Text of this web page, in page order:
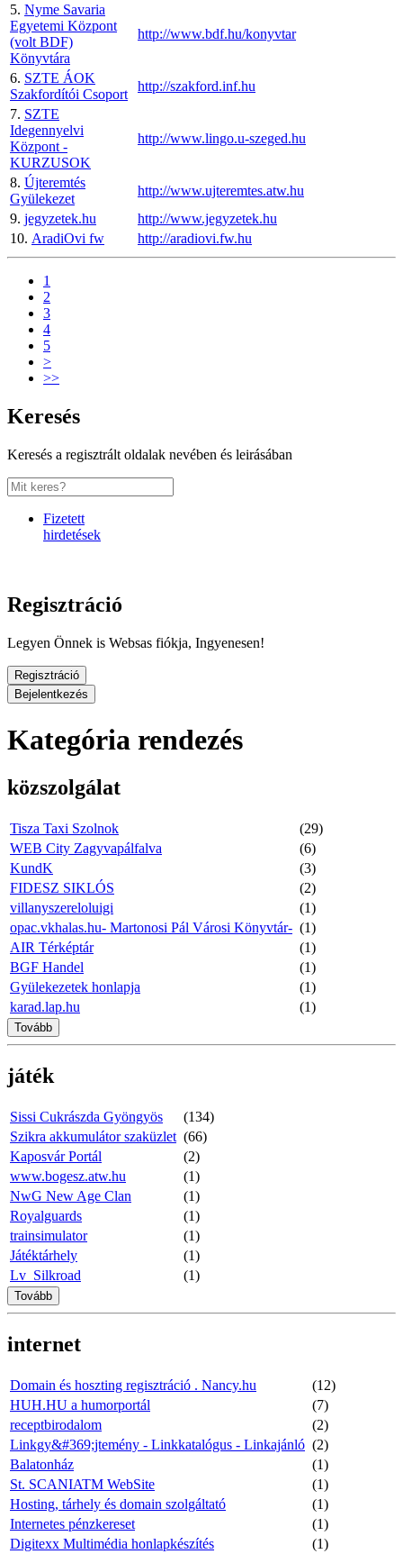
5. Nyme Savaria
Egyetemi Központ
(volt BDF)
Könyvtára
http://www.bdf.hu/konyvtar
6. SZTE ÁOK
Szakfordítói Csoport
http://szakford.inf.hu
7. SZTE
Idegennyelvi
Központ -
KURZUSOK
http://www.lingo.u-szeged.hu
8. Újteremtés
Gyülekezet
http://www.ujteremtes.atw.hu
9. jegyzetek.hu
http://www.jegyzetek.hu
10. AradiOvi fw http://aradiovi.fw.hu
1
2
3
4
5
>
>>
Keresés
Keresés a regisztrált oldalak nevében és leirásában
Fizetett
hirdetések
Regisztráció
Legyen Önnek is Websas fiókja, Ingyenesen!
Regisztráció
Bejelentkezés
Kategória rendezés
közszolgálat
Tisza Taxi Szolnok
(29)
WEB City Zagyvapálfalva
(6)
KundK
(3)
FIDESZ SIKLÓS
(2)
villanyszereloluigi
(1)
opac.vkhalas.hu- Martonosi Pál Városi Könyvtár- (1)
AIR Térképtár
(1)
BGF Handel
(1)
Gyülekezetek honlapja
(1)
karad.lap.hu
(1)
Tovább
játék
Sissi Cukrászda Gyöngyös
(134)
Szikra akkumulátor szaküzlet (66)
Kaposvár Portál
(2)
www.bogesz.atw.hu
(1)
NwG New Age Clan
(1)
Royalguards
(1)
trainsimulator
(1)
Játéktárhely
(1)
Lv_Silkroad
(1)
Tovább
internet
Domain és hoszting regisztráció . Nancy.hu
(12)
HUH.HU a humorportál
(7)
receptbirodalom
(2)
Linkgy&#369;jtemény - Linkkatalógus - Linkajánló (2)
Balatonház
(1)
St. SCANIATM WebSite
(1)
Hosting, tárhely és domain szolgáltató
(1)
Internetes pénzkereset
(1)
Digitexx Multimédia honlapkészítés
(1)